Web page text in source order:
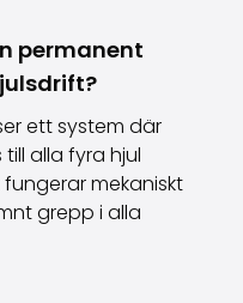
permanent
ett system där
alla fyra hjul
mekaniskt
grepp i alla